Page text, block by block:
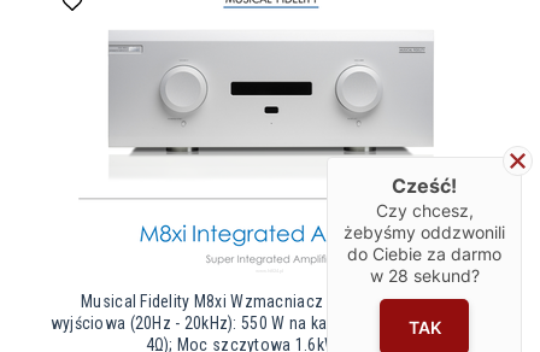
Musical Fidelity M8xi Wzmacniacz zintegrowany Moc
wyjściowa (20Hz - 20kHz): 550 W na kanał przy 8Ω (870W przy
4Ω); Moc szczytowa 1.6kW przy 2Ω
Cześć!
Czy chcesz,
żebyśmy oddzwonili
do Ciebie za darmo
w 28 sekund?
TAK